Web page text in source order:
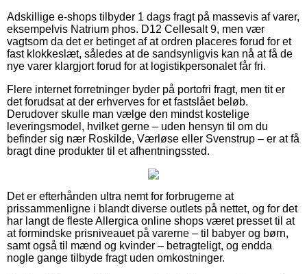
Adskillige e-shops tilbyder 1 dags fragt på massevis af varer,
eksempelvis Natrium phos. D12 Cellesalt 9, men vær
vagtsom da det er betinget af at ordren placeres forud for et
fast klokkeslæt, således at de sandsynligvis kan nå at få de
nye varer klargjort forud for at logistikpersonalet får fri.
Flere internet forretninger byder på portofri fragt, men tit er
det forudsat at der erhverves for et fastslået beløb.
Derudover skulle man vælge den mindst kostelige
leveringsmodel, hvilket gerne – uden hensyn til om du
befinder sig nær Roskilde, Værløse eller Svenstrup – er at få
bragt dine produkter til et afhentningssted.
Det er efterhånden ultra nemt for forbrugerne at
prissammenligne i blandt diverse outlets på nettet, og for det
har langt de fleste Allergica online shops været presset til at
at formindske prisniveauet på varerne – til babyer og børn,
samt også til mænd og kvinder – betragteligt, og endda
nogle gange tilbyde fragt uden omkostninger.